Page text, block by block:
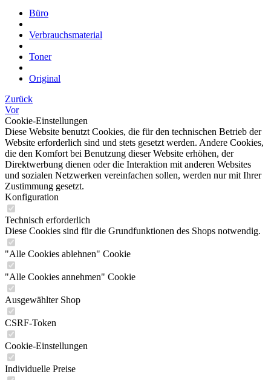
Büro
Verbrauchsmaterial
Toner
Original
Zurück
Vor
Cookie-Einstellungen
Diese Website benutzt Cookies, die für den technischen Betrieb der
Website erforderlich sind und stets gesetzt werden. Andere Cookies,
die den Komfort bei Benutzung dieser Website erhöhen, der
Direktwerbung dienen oder die Interaktion mit anderen Websites
und sozialen Netzwerken vereinfachen sollen, werden nur mit Ihrer
Zustimmung gesetzt.
Konfiguration
Technisch erforderlich
Diese Cookies sind für die Grundfunktionen des Shops notwendig.
"Alle Cookies ablehnen" Cookie
"Alle Cookies annehmen" Cookie
Ausgewählter Shop
CSRF-Token
Cookie-Einstellungen
Individuelle Preise